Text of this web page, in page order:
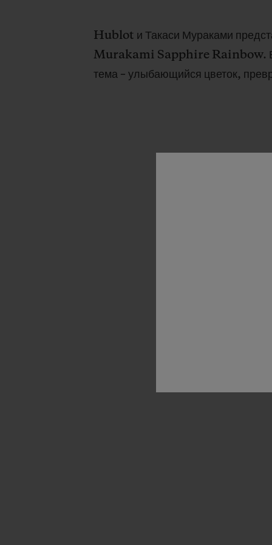
Hublot и Такаси Мураками
Murakami Sapphire Rainbow. В
тема – улыбающийся цветок,